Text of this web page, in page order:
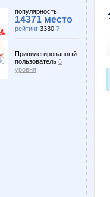
популярность:
14371 место
рейтинг 3330 ?
Привилегированный
пользователь 6
уровня